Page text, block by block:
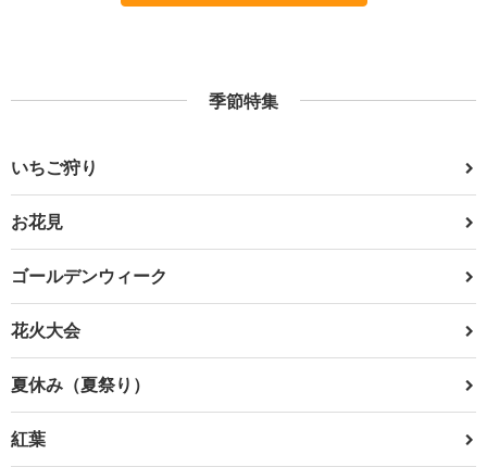
季節特集
いちご狩り
お花見
ゴールデンウィーク
花火大会
夏休み（夏祭り）
紅葉